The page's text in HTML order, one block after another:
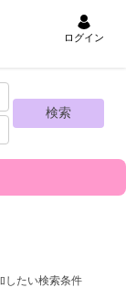
ログイン
したい検索条件